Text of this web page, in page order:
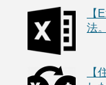
【
法。
【